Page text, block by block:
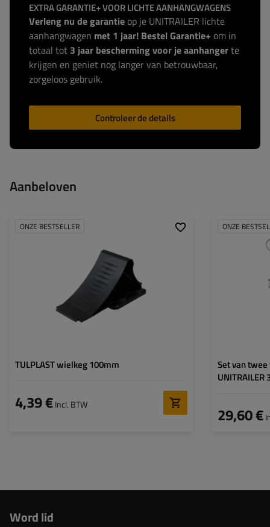
EXTRA GARANTIE+ VOOR LICHTE AANHANGWAGENS
Verleng nu de garantie op je UNITRAILER lichte
aanhangwagen met 1 jaar! Bestel Garantie+ om in
totaal tot 3 jaar bescherming voor je aanhangerte
krijgen en geniet nog langer van betrouwbaar,
zorgeloos gebruik.
Controleer de details
Aanbeloven
ONZE BESTSELLER
TULPLAST wielkeg 100mm
4,39 €Incl. BTW
ONZE
Set van
29,60 €
Maximaal
Word lid